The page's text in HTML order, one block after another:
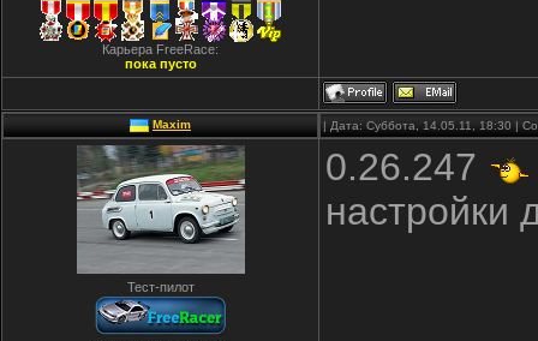
Карьера FreeRace:
пока пусто
Maxim | Дата: Суббота, 14.05.11, 18:30 |
Тест-пилот
0.26.247
настройки